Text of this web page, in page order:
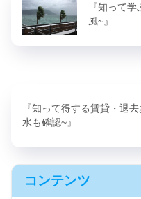
『知って
風~』
『知って得する賃貸・退
水も確認~』
コンテンツ